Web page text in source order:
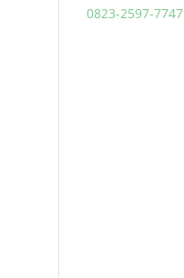
0823-2597-7747